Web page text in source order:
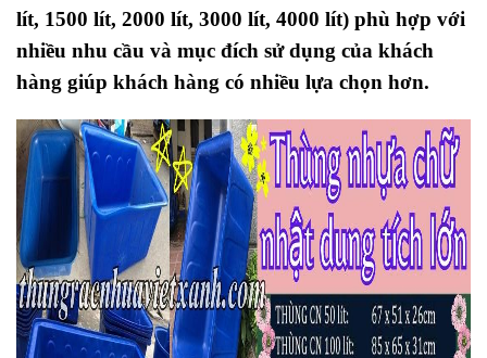
lít, 1500 lít, 2000 lít, 3000 lít, 4000 lít) phù hợp với
nhiều nhu cầu và mục đích sử dụng của khách
hàng giúp khách hàng có nhiều lựa chọn hơn.